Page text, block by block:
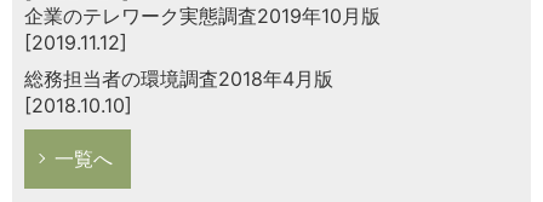
企業のテレワーク実態調査2019年10月版
[2019.11.12]
総務担当者の環境調査2018年4月版
[2018.10.10]
一覧へ